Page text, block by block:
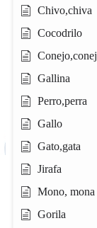
Chivo,chiva
Cocodrilo
Gallina
Perro,perra
Gallo
Gato,gata
Jirafa
Mono, mona
Gorila